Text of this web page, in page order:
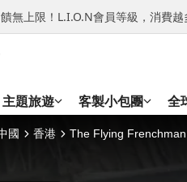
無上限！L.I.O.N會員等級，消費
主題旅遊 客製小包團 全
國 香港 The Flying Frenchman